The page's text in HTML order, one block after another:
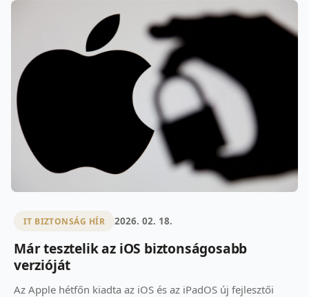
IT BIZTONSÁG HÍR 2026. 02. 18.
Már tesztelik az iOS biztonságosabb
verzióját
Az Apple hétfőn kiadta az iOS és az iPadOS új fejlesztői